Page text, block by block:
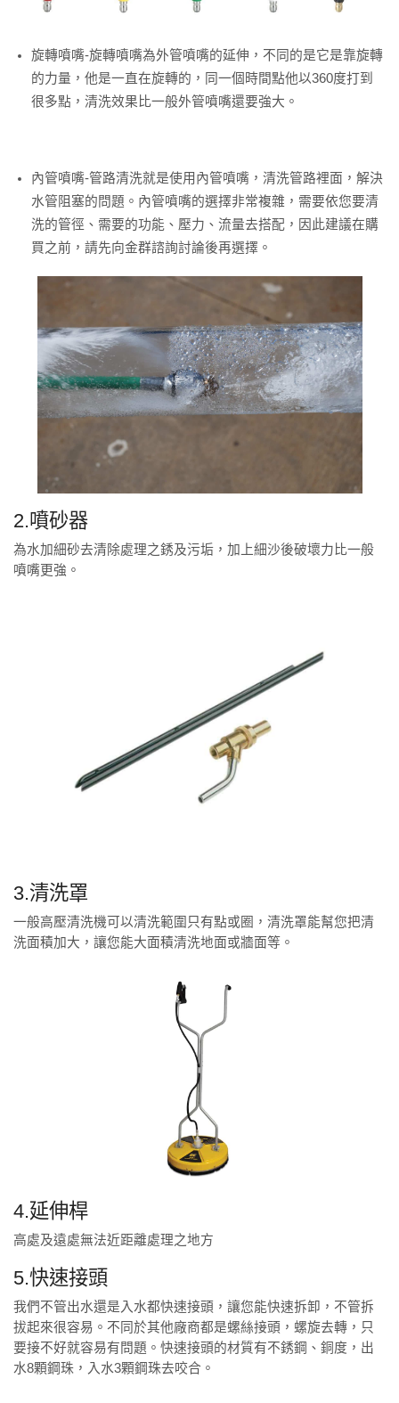
旋轉噴嘴-旋轉噴嘴為外管噴嘴的延伸，不同的是它是靠旋轉
的力量，他是一直在旋轉的，同一個時間點他以360度打到
很多點，清洗效果比一般外管噴嘴還要強大。
內管噴嘴-管路清洗就是使用內管噴嘴，清洗管路裡面，解決
水管阻塞的問題。內管噴嘴的選擇非常複雜，需要依您要清
洗的管徑、需要的功能、壓力、流量去搭配，因此建議在購
買之前，請先向金群諮詢討論後再選擇。
2.噴砂器
為水加細砂去清除處理之銹及污垢，加上細沙後破壞力比一般
噴嘴更強。
3.清洗罩
一般高壓清洗機可以清洗範圍只有點或圈，清洗罩能幫您把清
洗面積加大，讓您能大面積清洗地面或牆面等。
4.延伸桿
高處及遠處無法近距離處理之地方
5.快速接頭
我們不管出水還是入水都快速接頭，讓您能快速拆卸，不管拆
拔起來很容易。不同於其他廠商都是螺絲接頭，螺旋去轉，只
要接不好就容易有問題。快速接頭的材質有不銹鋼、銅度，出
水8顆鋼珠，入水3顆鋼珠去咬合。